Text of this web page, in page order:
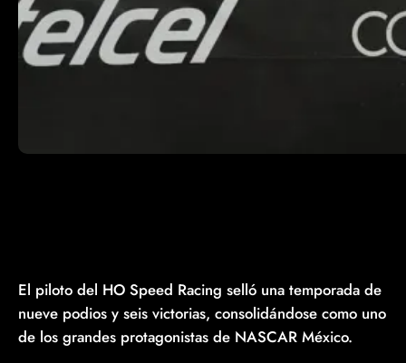
El piloto del HO Speed Racing selló una temporada de
nueve podios y seis victorias, consolidándose como uno
de los grandes protagonistas de NASCAR México.